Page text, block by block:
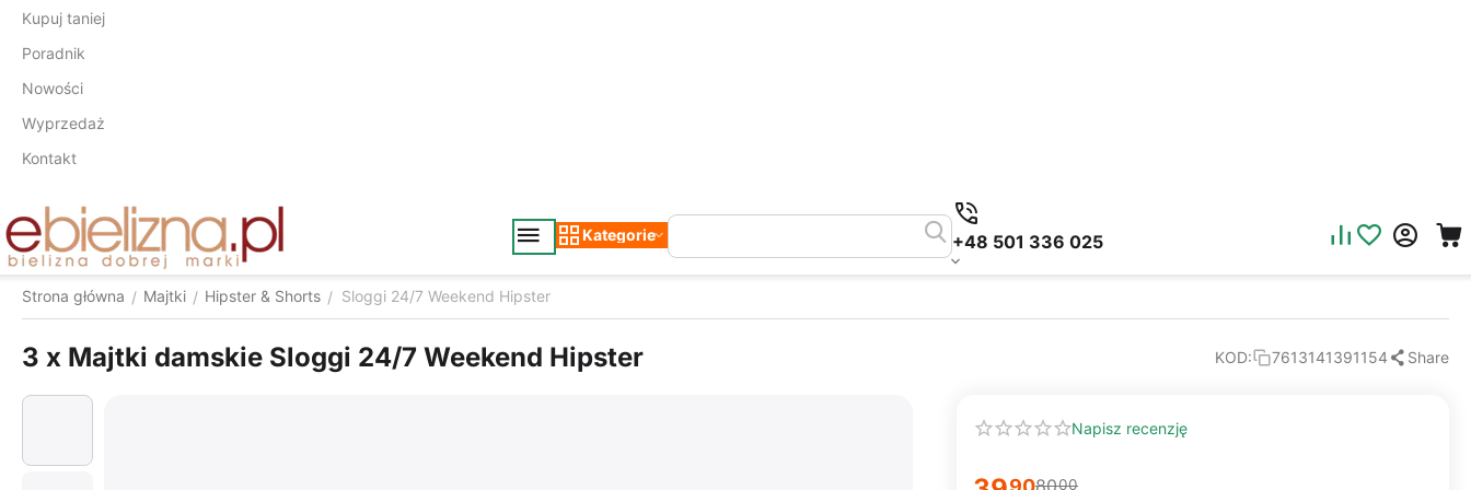
Kupuj taniej
Poradnik
Nowości
Wyprzedaż
Kontakt
Kategorie +48 501 336 025
Strona główna / Majtki / Hipster & Shorts / Sloggi 24/7 Weekend Hipster
3 x Majtki damskie Sloggi 24/7 Weekend Hipster KOD: 7613141391154 Share
Napisz recenzję
8000